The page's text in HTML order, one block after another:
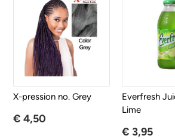
X-pression no. Grey
€ 4,50
Everfresh
Lime
€ 3,95